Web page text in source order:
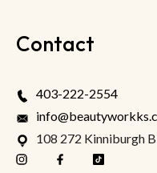
Contact
403-222-2554
108 272 Kinniburgh